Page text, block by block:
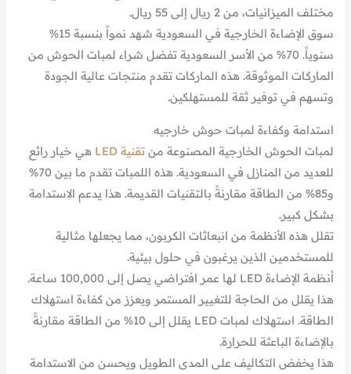
مختلف الميزانيات، من 2 ريال إلى 55 ريال.
سوق الإضاءة الخارجية في السعودية شهد نمواً بنسبة 15%
سنوياً. 70% من الأسر السعودية تفضل شراء لمبات الحوش من
الماركات الموثوقة. هذه الماركات تقدم منتجات عالية الجودة
وتسهم في توفير ثقة للمستهلكين.
استدامة وكفاءة لمبات حوش خارجيه
لمبات الحوش الخارجية المصنوعة منتقنية LED
هي خيار رائع
للعديد من المنازل في السعودية. هذه اللمبات تقدم ما بين 70%
و85% من الطاقة مقارنةً بالتقنيات القديمة. هذا يدعم الاستدامة
بشكل كبير.
تقلل هذه الأنظمة من انبعاثات الكربون، مما يجعلها مثالية
للمستخدمين الذين يرغبون في حلول بيئية.
أنظمة الإضاءة LED لها عمر افتراضي يصل إلى 100,000 ساعة.
هذا يقلل من الحاجة للتغيير المستمر ويعزز من كفاءة استهلاك
الطاقة. استهلاك لمبات LED يقلل إلى 10% من الطاقة مقارنةً
بالإضاءة الباعثة للحرارة.
هذا يخفض التكاليف على المدى الطويل ويحسن من الاستدامة